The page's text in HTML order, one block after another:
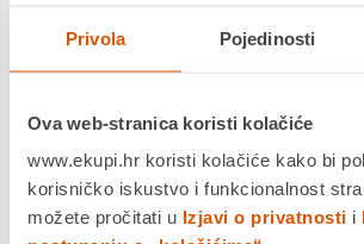
Privola Pojedinosti
Ova web-stranica koristi kolačiće
www.ekupi.hr koristi kolačiće kako bi
korisničko iskustvo i funkcionalnost
možete pročitati u Izjavi o privatnosti i
Ova vrsta guma direktno je proizašla iz
izlete na stazu. Znači namijenjena je onim
voze brzo i po cesti i na stazi, a ne žele
novac za izmijene guma.
na mokrom. Zahtijevaju dobro zagrijavanje